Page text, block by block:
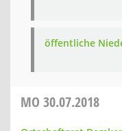
öffentliche
MO 30.07.2018